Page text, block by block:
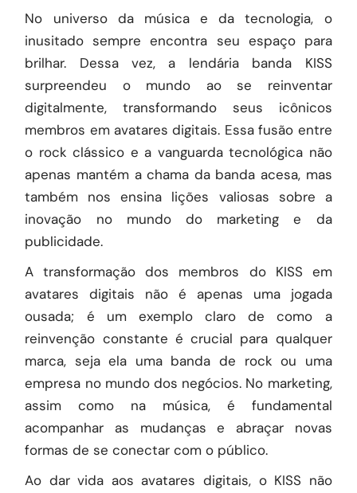
No universo da música e da tecnologia, o
inusitado sempre encontra seu espaço para
brilhar. Dessa vez, a lendária banda KISS
surpreendeu o mundo ao se reinventar
digitalmente, transformando seus icônicos
membros em avatares digitais. Essa fusão entre
o rock clássico e a vanguarda tecnológica não
apenas mantém a chama da banda acesa, mas
também nos ensina lições valiosas sobre a
inovação no mundo do marketing e da
publicidade.
A transformação dos membros do KISS em
avatares digitais não é apenas uma jogada
ousada; é um exemplo claro de como a
reinvenção constante é crucial para qualquer
marca, seja ela uma banda de rock ou uma
empresa no mundo dos negócios. No marketing,
assim como na música, é fundamental
acompanhar as mudanças e abraçar novas
formas de se conectar com o público.
Ao dar vida aos avatares digitais, o KISS não